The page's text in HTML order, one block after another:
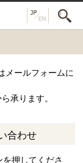
メールフォームに
承ります。
合わせ
押してくださ